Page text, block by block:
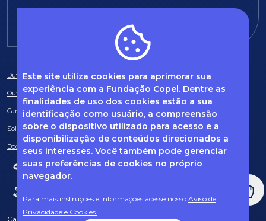
Este site utiliza cookies para aprimorar sua
experiência com a Fundação Copel. Dentre as
finalidades de uso dos cookies estão a sua
identificação como usuário, a compreensão
sobre o dispositivo utilizado para acesso e a
disponibilização de conteúdos direcionados a
seus interesses. Você também pode gerenciar
suas preferências de cookies no próprio
navegador.
Para mais instruções e informações acesse nosso Aviso de
Privacidade e Cookies.
Dúvidas frequentes
Ouvidoria
Canal de Denúncias
Solicitação de informações
Documentos obrigatórios
Caso tenha dúvidas sobre Privacidade de Dados e LGPD, entre em